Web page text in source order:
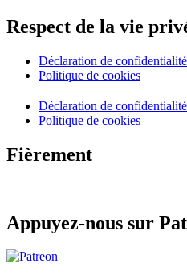
Respect de la vie
Déclaration de confidentialité
Politique de cookies
Déclaration de confidentialité
Politique de cookies
Fièrement
Appuyez-nous sur